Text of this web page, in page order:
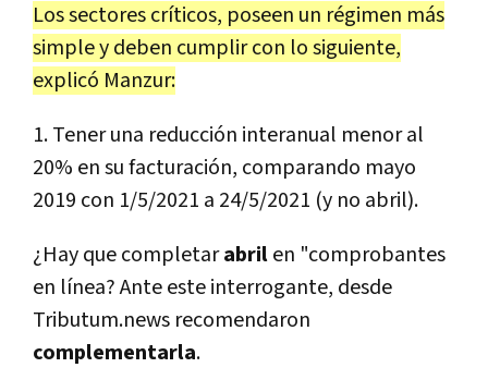
Los sectores críticos, poseen un régimen más
simple y deben cumplir con lo siguiente,
explicó Manzur:
1. Tener una reducción interanual menor al
20% en su facturación, comparando mayo
2019 con 1/5/2021 a 24/5/2021 (y no abril).
¿Hay que completarabrilen "comprobantes
en línea? Ante este interrogante, desde
Tributum.news recomendaron
complementarla.